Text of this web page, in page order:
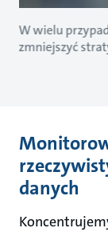
W wielu
zmniejszyć
danych